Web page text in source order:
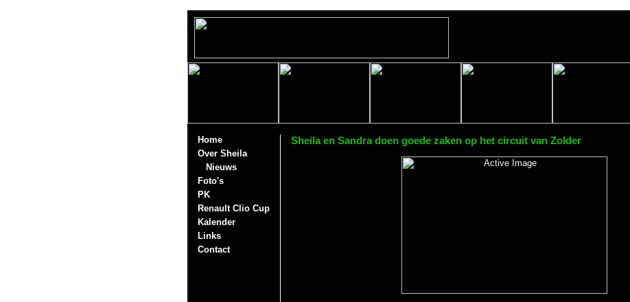
Home
Over Sheila
Nieuws
Foto's
PK
Renault Clio Cup
Kalender
Links
Contact
Sheila en Sandra doen goede zaken op het circuit van Zolder